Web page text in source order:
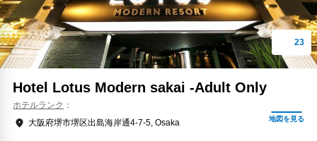
Hotel Lotus Modern sakai -Adult Only
ホテルランク
大阪府堺市堺区出島海岸通4-7-5, Osaka